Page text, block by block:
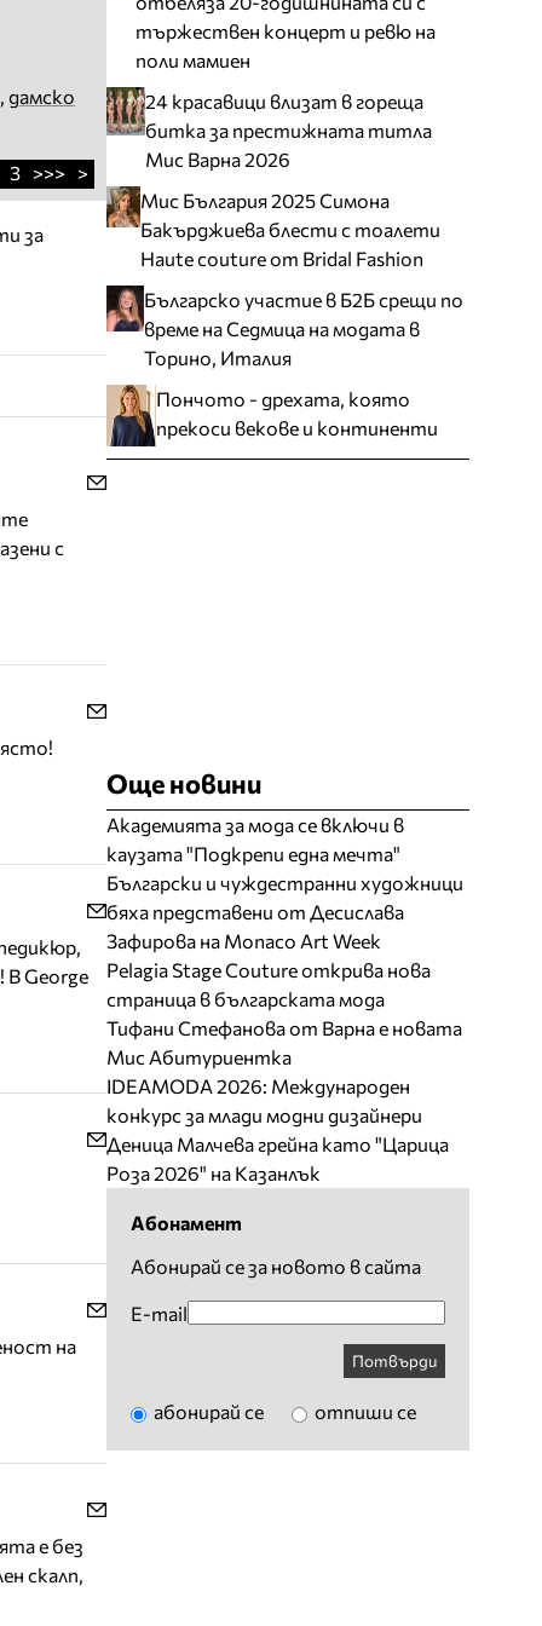
, дамско
3 >>> >
за
с
В George
на
е без
скалп,
тържествен концерт и ревю на
поли мамиен
24 красавици влизат в гореща
битка за престижната титла
Мис Варна 2026
Мис България 2025 Симона
Бакърджиева блести с тоалети
Haute couture от Bridal Fashion
Българско участие в Б2Б срещи по
време на Седмица на модата в
Торино, Италия
Пончото - дрехата, която
прекоси векове и континенти
Още новини
Академията за мода се включи в
каузата "Подкрепи една мечта"
Български и чуждестранни художници
бяха представени от Десислава
Зафирова на Monaco Art Week
Pelagia Stage Couture открива нова
страница в българската мода
Тифани Стефанова от Варна е новата
Мис Абитуриентка
IDEAMODA 2026: Международен
конкурс за млади модни дизайнери
Деница Малчева грейна като "Царица
Роза 2026" на Казанлък
Абонамент
Абонирай се за новото в сайта
E-mail
Потвърди
абонирай се отпиши се